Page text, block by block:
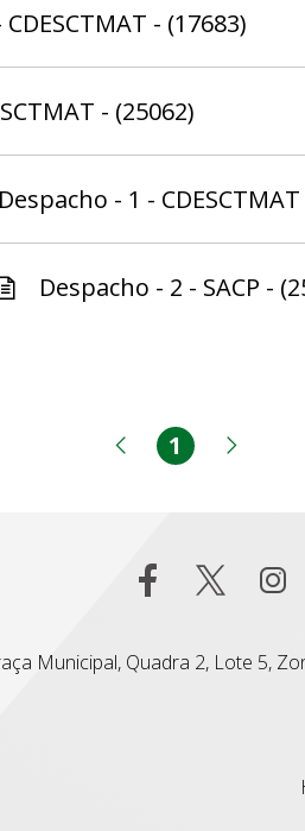
- (17683)
- (25062)
Despacho - 1 -
Despacho - 2 - SACP -
Página
Página
1
Municipal, Quadra 2, Lote 5,